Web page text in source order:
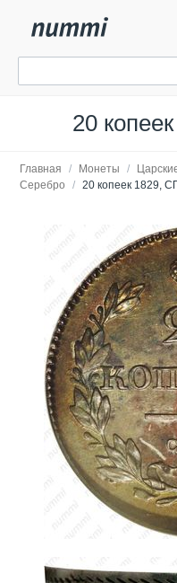
20
Главная / Монеты /
Серебро
/ 20 копеек 1829,